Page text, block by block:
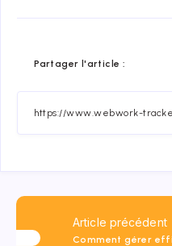
Partager l'article :
Article précédent
Comment gérer